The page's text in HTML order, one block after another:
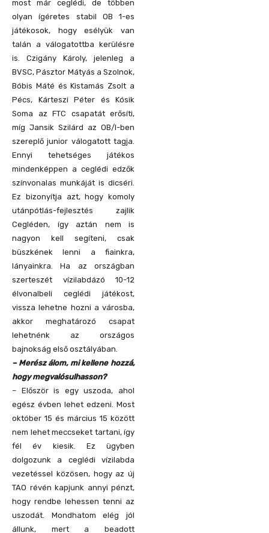
most már ceglédi, de többen
olyan ígéretes stabil OB 1-es
játékosok, hogy esélyük van
talán a válogatottba kerülésre
is. Czigány Károly, jelenleg a
BVSC, Pásztor Mátyás a Szolnok,
Bóbis Máté és Kistamás Zsolt a
Pécs, Kárteszi Péter és Kósik
Soma az FTC csapatát erősíti,
míg Jansik Szilárd az OB/I-ben
szereplő junior válogatott tagja.
Ennyi tehetséges játékos
mindenképpen a ceglédi edzők
színvonalas munkáját is dicséri.
Ez bizonyítja azt, hogy komoly
utánpótlás-fejlesztés zajlik
Cegléden, így aztán nem is
nagyon kell segíteni, csak
büszkének lenni a fiainkra,
lányainkra. Ha az országban
szerteszét vízilabdázó 10-12
élvonalbeli ceglédi játékost,
vissza lehetne hozni a városba,
akkor meghatározó csapat
lehetnénk az országos
bajnokság első osztályában.
– Merész álom, mi kellene hozzá,
hogy megvalósulhasson?
– Először is egy uszoda, ahol
egész évben lehet edzeni. Most
október 15 és március 15 között
nem lehet meccseket tartani, így
fél év kiesik. Ez ügyben
dolgozunk a ceglédi vízilabda
vezetéssel közösen, hogy az új
TAO révén kapjunk annyi pénzt,
hogy rendbe lehessen tenni az
uszodát. Mondhatom elég jól
állunk, mert a beadott